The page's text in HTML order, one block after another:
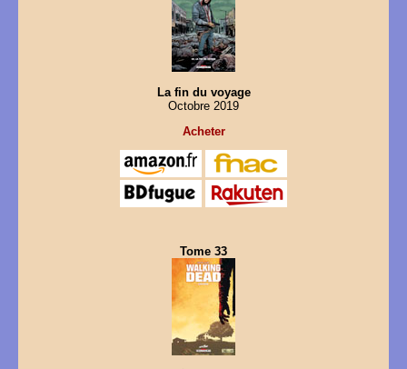
La fin du voyage
Octobre 2019
Acheter
Tome 33